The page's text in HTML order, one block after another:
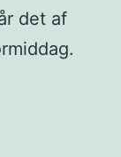
det af